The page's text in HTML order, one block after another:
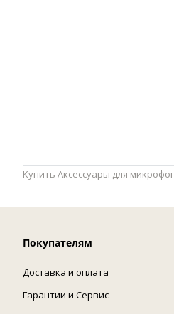
Купить Аксессуары для
Покупателям
Доставка и оплата
Гарантии и Сервис